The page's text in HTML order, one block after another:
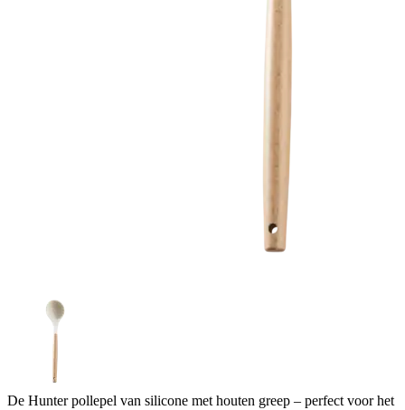
De Hunter pollepel van silicone met houten greep – perfect voor het